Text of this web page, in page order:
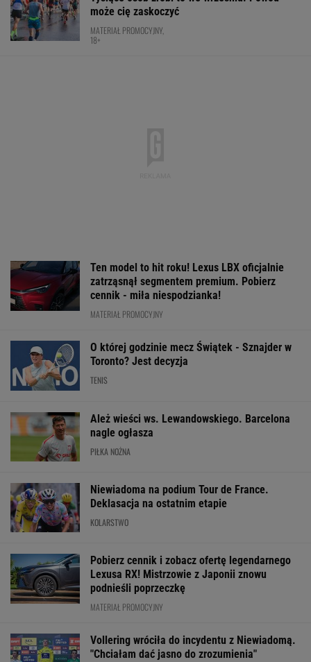
może cię zaskoczyć
MATERIAŁ PROMOCYJNY,
18+
Ten model to hit roku! Lexus LBX oficjalnie
zatrząsnął segmentem premium. Pobierz
cennik - miła niespodzianka!
MATERIAŁ PROMOCYJNY
O której godzinie mecz Świątek - Sznajder w
Toronto? Jest decyzja
TENIS
Ależ wieści ws. Lewandowskiego. Barcelona
nagle ogłasza
PIŁKA NOŻNA
Niewiadoma na podium Tour de France.
Deklasacja na ostatnim etapie
KOLARSTWO
Pobierz cennik i zobacz ofertę legendarnego
Lexusa RX! Mistrzowie z Japonii znowu
podnieśli poprzeczkę
MATERIAŁ PROMOCYJNY
Vollering wróciła do incydentu z Niewiadomą.
"Chciałam dać jasno do zrozumienia"